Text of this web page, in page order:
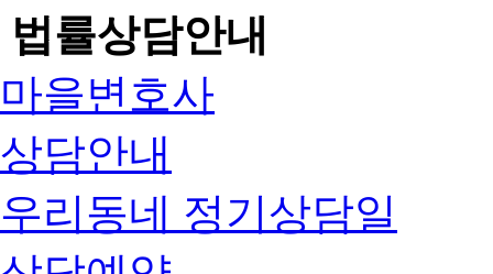
법률상담안내
마을변호사
상담안내
우리동네 정기상담일